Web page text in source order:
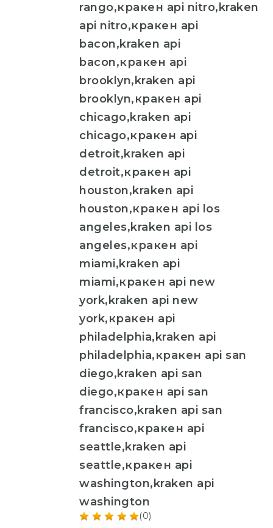
rango,кракен api nitro,kraken
api nitro,кракен api
bacon,kraken api
bacon,кракен api
brooklyn,kraken api
brooklyn,кракен api
chicago,kraken api
chicago,кракен api
detroit,kraken api
detroit,кракен api
houston,kraken api
houston,кракен api los
angeles,kraken api los
angeles,кракен api
miami,kraken api
miami,кракен api new
york,kraken api new
york,кракен api
philadelphia,kraken api
philadelphia,кракен api san
diego,kraken api san
diego,кракен api san
francisco,kraken api san
francisco,кракен api
seattle,kraken api
seattle,кракен api
washington,kraken api
washington
(0)